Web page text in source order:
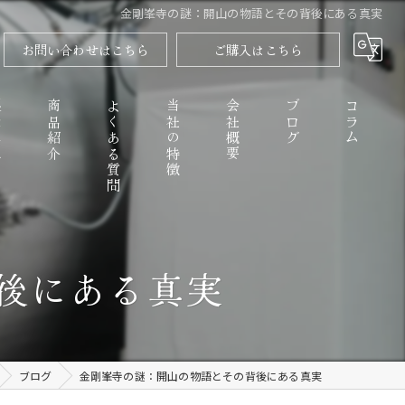
金剛峯寺の謎：開山の物語とその背後にある真実
お問い合わせはこちら ご購入はこちら
商品紹介 よくある質問 当社の特徴
精進料理
お取り寄せ
会社概要 ブログ コラム
にある真実
ブログ 金剛峯寺の謎：開山の物語とその背後にある真実